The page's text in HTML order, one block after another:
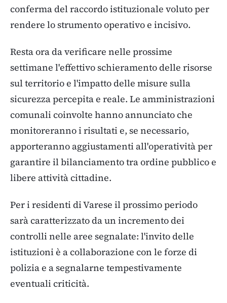
conferma del raccordo istituzionale voluto per
rendere lo strumento operativo e incisivo.
Resta ora da verificare nelle prossime
settimane l'effettivo schieramento delle risorse
sul territorio e l'impatto delle misure sulla
sicurezza percepita e reale. Le amministrazioni
comunali coinvolte hanno annunciato che
monitoreranno i risultati e, se necessario,
apporteranno aggiustamenti all'operatività per
garantire il bilanciamento tra ordine pubblico e
libere attività cittadine.
Per i residenti di Varese il prossimo periodo
sarà caratterizzato da un incremento dei
controlli nelle aree segnalate: l'invito delle
istituzioni è a collaborazione con le forze di
polizia e a segnalarne tempestivamente
eventuali criticità.